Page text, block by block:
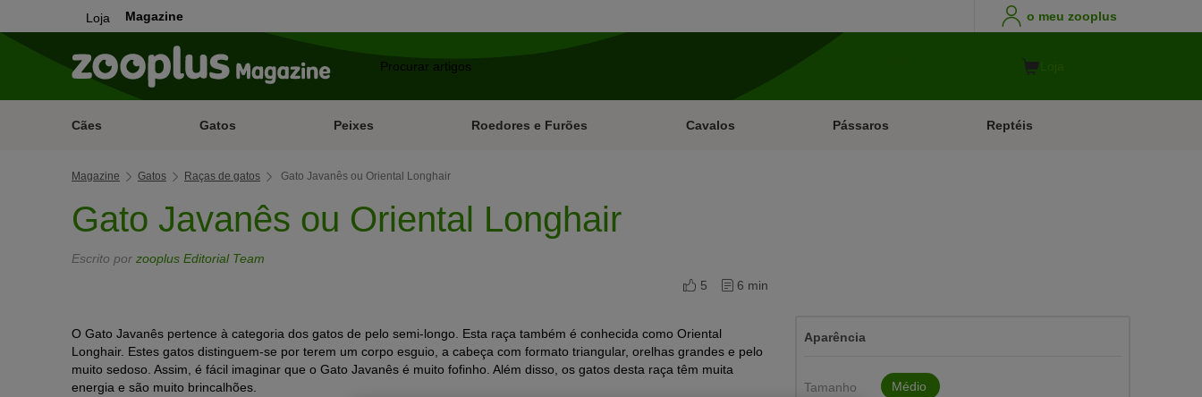
Loja Magazine o meu zooplus
Cães Gatos Peixes Roedores e Furões Cavalos Pássaros Reptéis
Magazine Gatos Raças de gatos Gato Javanês ou Oriental Longhair
Gato Javanês ou Oriental Longhair
Escrito por zooplus Editorial Team
5
6 min
O Gato Javanês pertence à categoria dos gatos de pelo semi-longo. Esta raça também é conhecida como Oriental
Longhair. Estes gatos distinguem-se por terem um corpo esguio, a cabeça com formato triangular, orelhas grandes e pelo
muito sedoso. Assim, é fácil imaginar que o Gato Javanês é muito fofinho. Além disso, os gatos desta raça têm muita
energia e são muito brincalhões.
Aparência
Tamanho Médio